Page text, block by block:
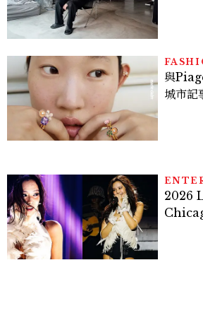
與
城市記
2026